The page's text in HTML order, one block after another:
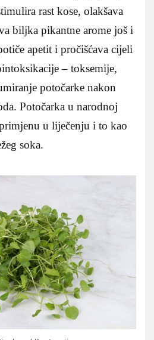
rast kose, olakšava
biljka pikantne arome još i
apetit i pročišćava cijeli
– toksemije,
potočarke nakon
Potočarka u narodnoj
u liječenju i to kao
soka.